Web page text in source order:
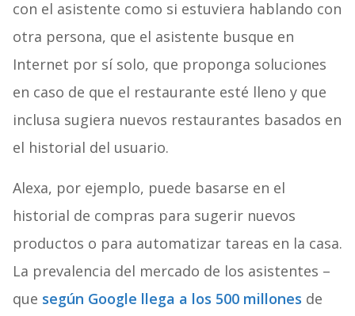
con el asistente como si estuviera hablando con
otra persona, que el asistente busque en
Internet por sí solo, que proponga soluciones
en caso de que el restaurante esté lleno y que
inclusa sugiera nuevos restaurantes basados en
el historial del usuario.
Alexa, por ejemplo, puede basarse en el
historial de compras para sugerir nuevos
productos o para automatizar tareas en la casa.
La prevalencia del mercado de los asistentes –
que según Google llega a los 500 millones de